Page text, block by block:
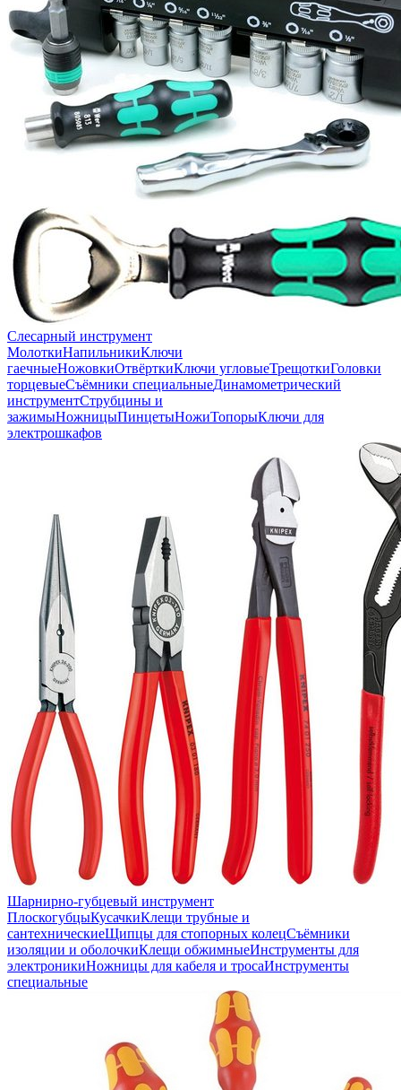
Слесарный инструмент
МолоткиНапильникиКлючи
гаечныеНожовкиОтвёрткиКлючи угловыеТрещоткиГоловки
торцевыеСъёмники специальныеДинамометрический
инструментСтрубцины и
зажимыНожницыПинцетыНожиТопорыКлючи для
электрошкафов
Шарнирно-губцевый инструмент
ПлоскогубцыКусачкиКлещи трубные и
сантехническиеЩипцы для стопорных колецСъёмники
изоляции и оболочкиКлещи обжимныеИнструменты для
электроникиНожницы для кабеля и тросаИнструменты
специальные